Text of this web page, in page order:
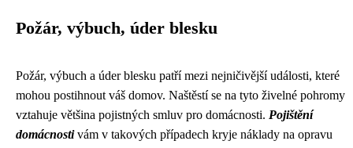
Požár, výbuch, úder blesku
Požár, výbuch a úder blesku patří mezi nejničivější události, které
mohou postihnout váš domov. Naštěstí se na tyto živelné pohromy
vztahuje většina pojistných smluv pro domácnosti. Pojištění
domácnostivám v takových případech kryje náklady na opravu